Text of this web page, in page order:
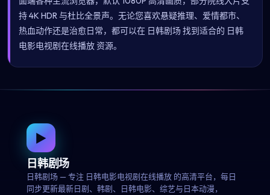
持 4K HDR 与杜比全景声。无论您喜欢悬疑推理、爱情都市、
热血动作还是治愈日常，都可以在 日韩剧场 找到适合的 日韩
电影电视剧在线播放 资源。
▶
日韩剧场
日韩剧场 — 专注 日韩电影电视剧在线播放 的高清平台，每日
同步更新最新日剧、韩剧、日韩电影、综艺与日本动漫，